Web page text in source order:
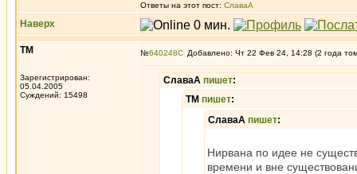
Ответы на этот пост: СлаваА
Наверх
ТМ
Зарегистрирован:
05.04.2005
Суждений: 15498
№640248 Добавлено: Чт 22 Фев 24, 14:28 (2 года
СлаваА пишет:
ТМ пишет:
СлаваА пишет:
Нирвана по идее не
времени и вне